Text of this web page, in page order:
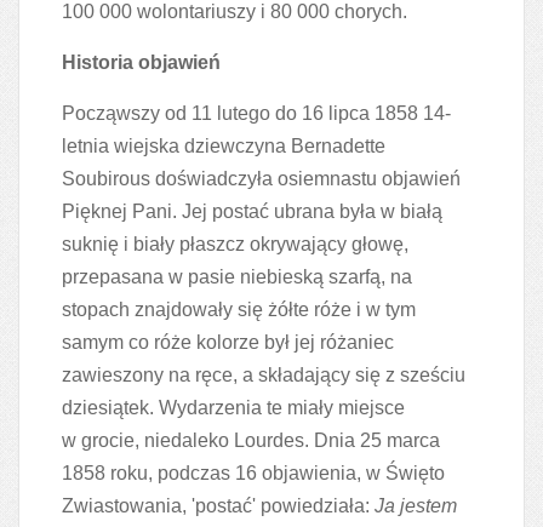
100 000 wolontariuszy i 80 000 chorych.
Historia objawień
Począwszy od 11 lutego do 16 lipca 1858 14-
letnia wiejska dziewczyna Bernadette
Soubirous doświadczyła osiemnastu objawień
Pięknej Pani. Jej postać ubrana była w białą
suknię i biały płaszcz okrywający głowę,
przepasana w pasie niebieską szarfą, na
stopach znajdowały się żółte róże i w tym
samym co róże kolorze był jej różaniec
zawieszony na ręce, a składający się z sześciu
dziesiątek. Wydarzenia te miały miejsce
w grocie, niedaleko Lourdes. Dnia 25 marca
1858 roku, podczas 16 objawienia, w Święto
Zwiastowania, 'postać' powiedziała: Ja jestem